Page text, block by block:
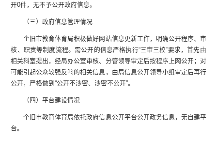
开0件，无不予公开政府信息。
（三）政府信息管理情况
个旧市教育体育局积极做好网站信息更新工作，明确公开程序、审
核、职责等制度流程。需公开的信息严格执行“三审三校”要求，首先由
相关科室提出，经局办公室审核、分管领导审定后按程序上网公开；对
可能引起公众较强反响的相关信息，由局信息公开领导小组审定后再行
公开，严格做到“公开不涉密、涉密不公开”。
（四）平台建设情况
个旧市教育体育局依托政府信息公开平台公开政务信息，无自建平
台。